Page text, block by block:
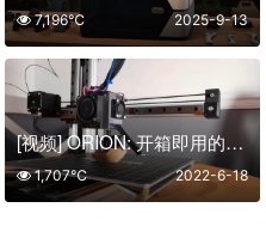
2025-9-13
7,196℃
[视频] ORION: 开箱即用的悬臂3D打印机
2022-6-18
1,707℃